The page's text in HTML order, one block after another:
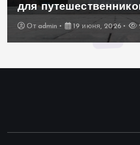
для дачного домика
Отadmin 19 июня, 2026